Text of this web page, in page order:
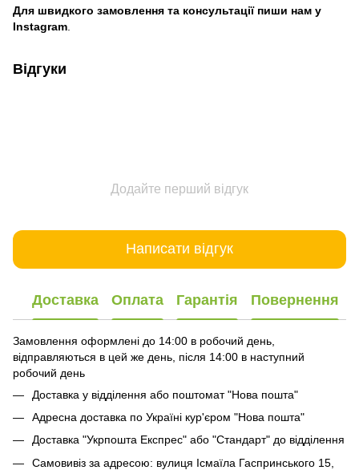
Для швидкого замовлення та консультації пиши нам у
Instagram
Відгуки
Додайте перший відгук
Написати відгук
Доставка Оплата Гарантія Повернення
Замовлення оформлені до 14:00 в робочий день,
відправляються в цей же день, після 14:00 в наступний
робочий день
Доставка у відділення або поштомат "Нова пошта"
Адресна доставка по Україні кур'єром "Нова пошта"
Доставка "Укрпошта Експрес" або "Стандарт" до відділення
Самовивіз за адресою: вулиця Ісмаїла Гаспринського 15,